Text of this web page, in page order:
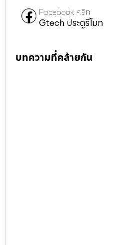
Facebook คลิก
Gtech ประตูรีโมท
บทความที่คล้ายกัน